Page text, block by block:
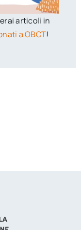
articoli in
a OBCT!